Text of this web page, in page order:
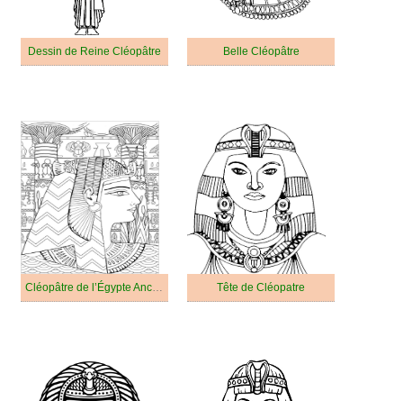
Dessin de Reine Cléopâtre Belle Cléopâtre
Cléopâtre de l’Égypte Ancienne Tête de Cléopatre